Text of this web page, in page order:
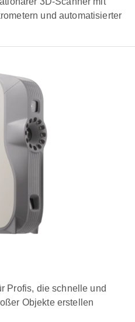
und automatisierter
Profis, die schnelle und
Objekte erstellen